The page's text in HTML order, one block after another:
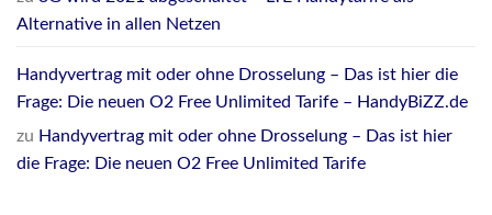
Alternative in allen Netzen
Handyvertrag mit oder ohne Drosselung – Das ist hier die
Frage: Die neuen O2 Free Unlimited Tarife – HandyBiZZ.de
zu Handyvertrag mit oder ohne Drosselung – Das ist hier
die Frage: Die neuen O2 Free Unlimited Tarife